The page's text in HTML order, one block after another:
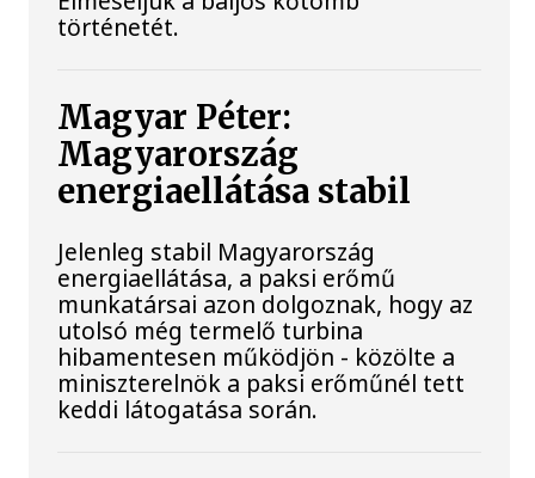
történetét.
Magyar Péter:
Magyarország
energiaellátása stabil
Jelenleg stabil Magyarország
energiaellátása, a paksi erőmű
munkatársai azon dolgoznak, hogy az
utolsó még termelő turbina
hibamentesen működjön - közölte a
miniszterelnök a paksi erőműnél tett
keddi látogatása során.